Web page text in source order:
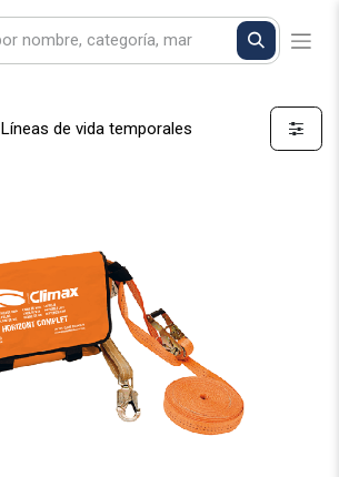
Líneas de vida temporales